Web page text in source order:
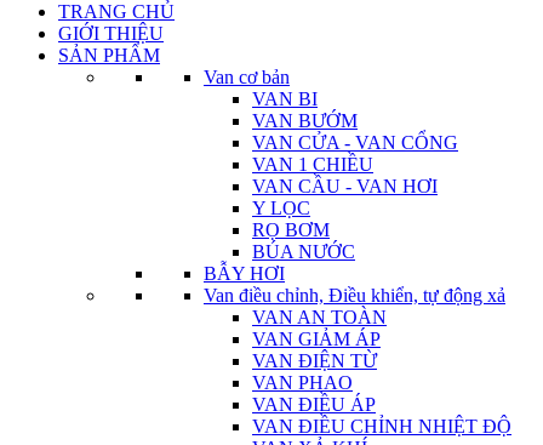
TRANG CHỦ
GIỚI THIỆU
SẢN PHẨM
Van cơ bản
VAN BI
VAN BƯỚM
VAN CỬA - VAN CỔNG
VAN 1 CHIỀU
VAN CẦU - VAN HƠI
Y LỌC
RỌ BƠM
BÚA NƯỚC
BẪY HƠI
Van điều chỉnh, Điều khiển, tự động xả
VAN AN TOÀN
VAN GIẢM ÁP
VAN ĐIỆN TỪ
VAN PHAO
VAN ĐIỀU ÁP
VAN ĐIỀU CHỈNH NHIỆT ĐỘ